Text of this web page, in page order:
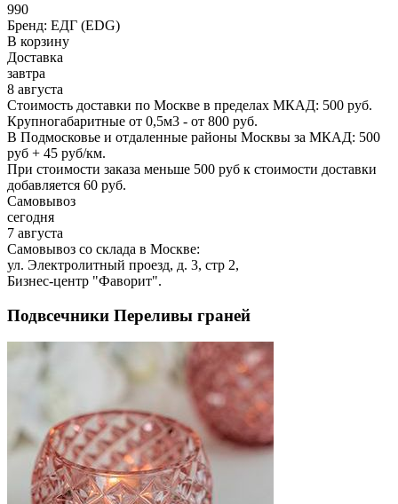
990
Бренд: ЕДГ (EDG)
В корзину
Доставка
завтра
8 августа
Стоимость доставки по Москве в пределах МКАД: 500 руб.
Крупногабаритные от 0,5м3 - от 800 руб.
В Подмосковье и отдаленные районы Москвы за МКАД: 500
руб + 45 руб/км.
При стоимости заказа меньше 500 руб к стоимости доставки
добавляется 60 руб.
Самовывоз
сегодня
7 августа
Самовывоз со склада в Москве:
ул. Электролитный проезд, д. 3, стр 2,
Бизнес-центр "Фаворит".
Подвсечники Переливы граней